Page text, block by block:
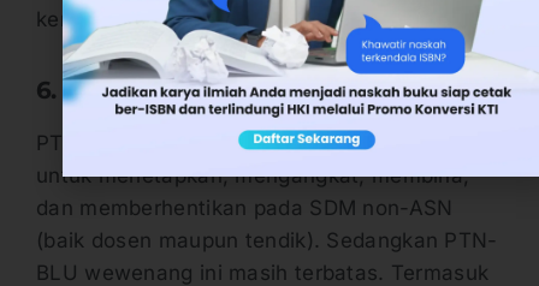
kementerian lain yang menaungi.
6. Pengelolaan SDM
PTN-BH secara umum memiliki wewenang
untuk menetapkan, mengangkat, membina,
dan memberhentikan pada SDM non-ASN
(baik dosen maupun tendik). Sedangkan PTN-
BLU wewenang ini masih terbatas. Termasuk